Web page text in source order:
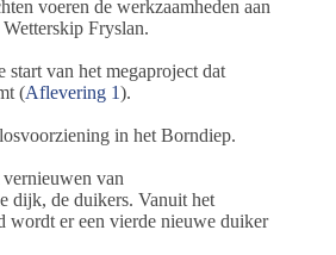
voeren de werkzaamheden aan
Fryslan.
van het megaproject dat
(Aflevering 1).
in het Borndiep.
vernieuwen van
dijk, de duikers. Vanuit het
wordt er een vierde nieuwe duiker